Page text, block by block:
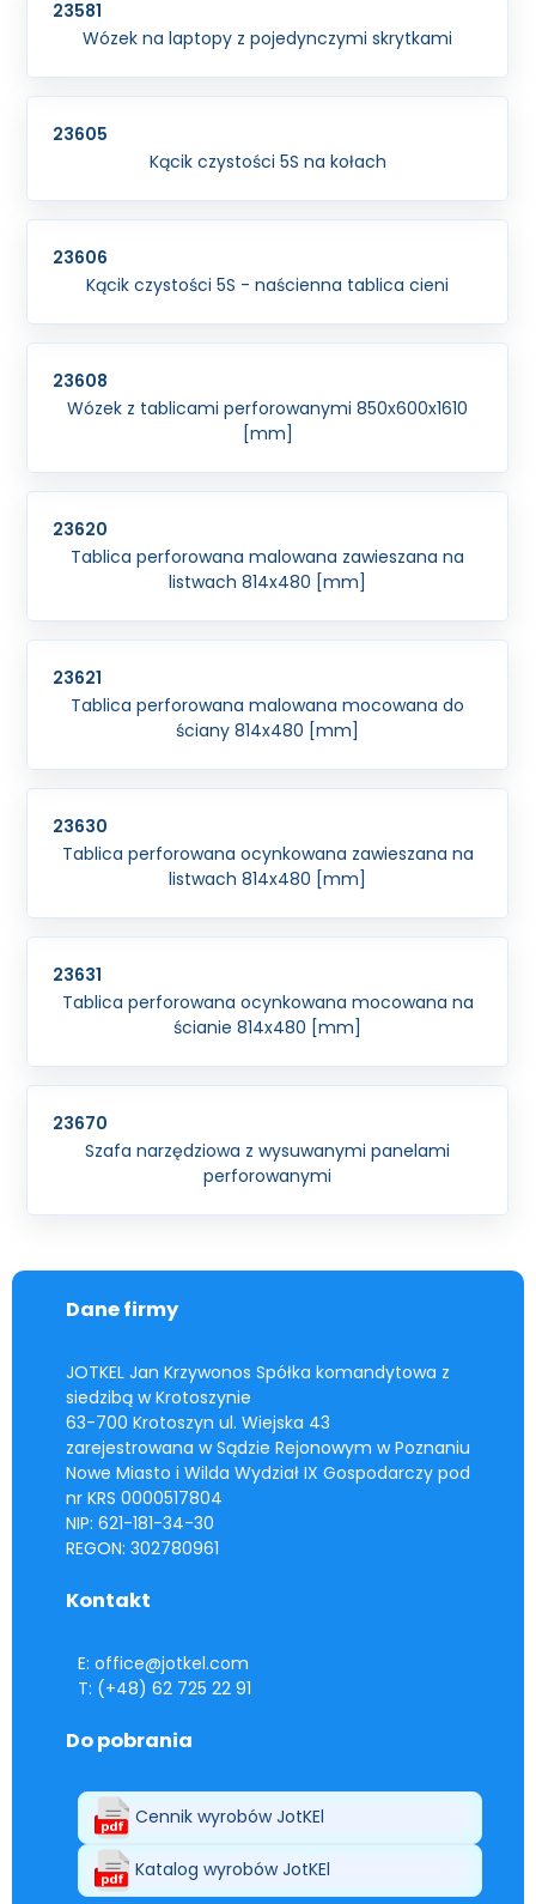
23581
Wózek na laptopy z pojedynczymi skrytkami
23605
Kącik czystości 5S na kołach
23606
Kącik czystości 5S - naścienna tablica cieni
23608
Wózek z tablicami perforowanymi 850x600x1610
[mm]
23620
Tablica perforowana malowana zawieszana na
listwach 814x480 [mm]
23621
Tablica perforowana malowana mocowana do
ściany 814x480 [mm]
23630
Tablica perforowana ocynkowana zawieszana na
listwach 814x480 [mm]
23631
Tablica perforowana ocynkowana mocowana na
ścianie 814x480 [mm]
23670
Szafa narzędziowa z wysuwanymi panelami
perforowanymi
Dane firmy
JOTKEL Jan Krzywonos Spółka komandytowa z
siedzibą w Krotoszynie
63-700 Krotoszyn ul. Wiejska 43
zarejestrowana w Sądzie Rejonowym w Poznaniu
Nowe Miasto i Wilda Wydział IX Gospodarczy pod
nr KRS 0000517804
NIP: 621-181-34-30
REGON: 302780961
Kontakt
E: office@jotkel.com
T: (+48) 62 725 22 91
Do pobrania
Cennik wyrobów JotKEl
Katalog wyrobów JotKEl